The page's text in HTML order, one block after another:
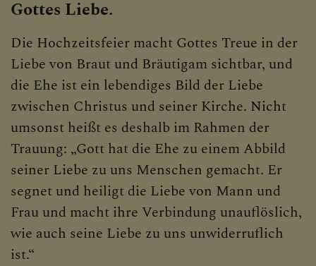
SAKRAMENTE
Taufe
Firmung
Erstkommunion
Beichte
Krankensalbung
Gottes Liebe.
Die Hochzeitsfeier macht Gottes Treue in der
Liebe von Braut und Bräutigam sichtbar, und
die Ehe ist ein lebendiges Bild der Liebe
zwischen Christus und seiner Kirche. Nicht
umsonst heißt es deshalb im Rahmen der
Trauung: „Gott hat die Ehe zu einem Abbild
seiner Liebe zu uns Menschen gemacht. Er
segnet und heiligt die Liebe von Mann und
Frau und macht ihre Verbindung unauflöslich,
wie auch seine Liebe zu uns unwiderruflich
ist.“